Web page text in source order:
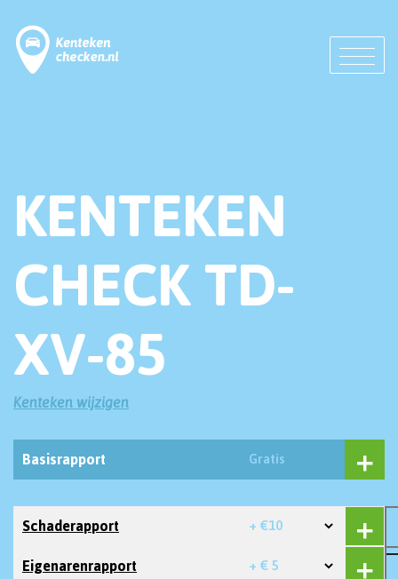
KENTEKEN
CHECK TD-
XV-85
Kenteken wijzigen
Basisrapport Gratis
Schaderapport + €10
Eigenarenrapport + € 5